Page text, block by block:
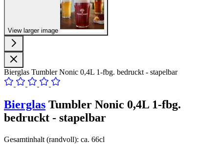
View larger image
Bierglas Tumbler Nonic 0,4L 1-fbg. bedruckt - stapelbar
Bierglas Tumbler Nonic 0,4L 1-fbg.
bedruckt - stapelbar
Gesamtinhalt (randvoll): ca. 66cl